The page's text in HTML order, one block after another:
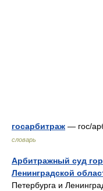
госарбитраж — гос/
словарь
Арбитражный суд
Ленинградской
Петербурга и